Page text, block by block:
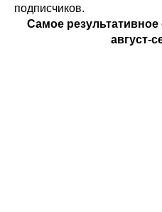
подписчиков.
Самое
август-